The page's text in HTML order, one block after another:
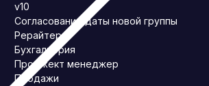
v10
Согласование даты новой группы
Рерайтер
Бухгалтерия
Проджект менеджер
Продажи